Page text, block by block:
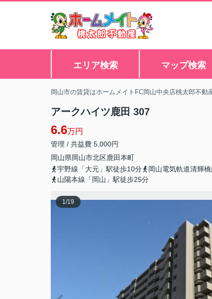
エリア検索 マップ検索
岡山市の賃貸はホームメイトFC岡山中央店桃太郎不動
アークハイツ鹿田 307
6.6万円
管理 / 共益費 5,000円
岡山県岡山市北区鹿田本町
宇野線「大元」駅徒歩10分
岡山電気軌道清輝
山陽本線「岡山」駅徒歩25分
1/19